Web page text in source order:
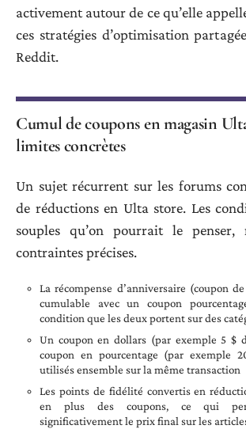
activement autour de ce qu’elle
ces stratégies d’optimisation
Reddit.
Cumul de coupons en magasin
limites concrètes
Un sujet récurrent sur les forums
de réductions en Ulta store. Les
souples qu’on pourrait le penser,
contraintes précises.
La récompense d’anniversaire (coupon
cumulable avec un coupon
condition que les deux portent sur des
Un coupon en dollars (par exemple 5 $
coupon en pourcentage (par exemple
utilisés ensemble sur la même transaction
Les points de fidélité convertis en
en plus des coupons, ce qui
significativement le prix final sur les